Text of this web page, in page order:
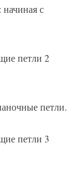
с
петли 2
петли.
петли 3